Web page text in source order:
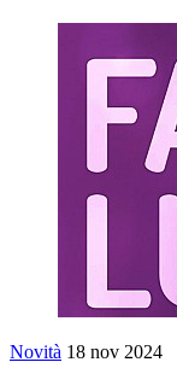
Novità 18 nov 2024